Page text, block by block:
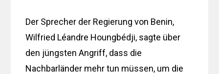
Der Sprecher der Regierung von Benin,
Wilfried Léandre Houngbédji, sagte über
den jüngsten Angriff, dass die
Nachbarländer mehr tun müssen, um die